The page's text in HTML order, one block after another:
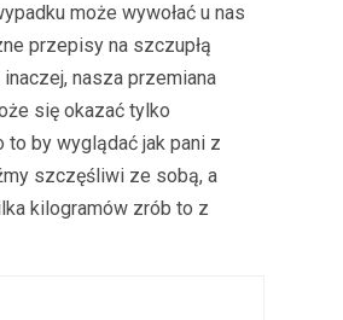
może wywołać u nas
przepisy na szczupłą
nasza przemiana
się okazać tylko
to by wyglądać jak pani z
szczęśliwi ze sobą, a
kilogramów zrób to z